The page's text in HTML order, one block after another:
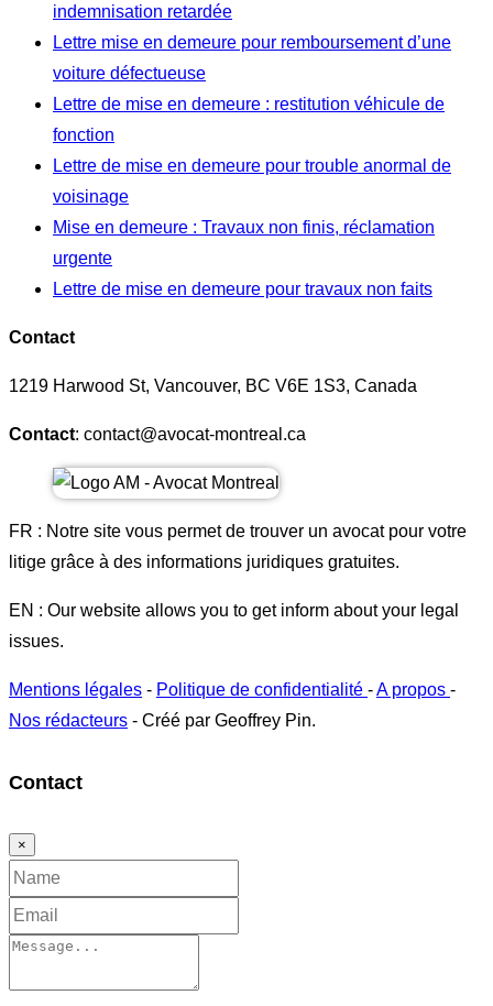
indemnisation retardée
Lettre mise en demeure pour remboursement d’une
voiture défectueuse
Lettre de mise en demeure : restitution véhicule de
fonction
Lettre de mise en demeure pour trouble anormal de
voisinage
Mise en demeure : Travaux non finis, réclamation
urgente
Lettre de mise en demeure pour travaux non faits
Contact
1219 Harwood St, Vancouver, BC V6E 1S3, Canada
Contact: contact@avocat-montreal.ca
FR : Notre site vous permet de trouver un avocat pour votre
litige grâce à des informations juridiques gratuites.
EN : Our website allows you to get inform about your legal
issues.
Mentions légales - Politique de confidentialité -A propos -
Nos rédacteurs - Créé par Geoffrey Pin.
Contact
×